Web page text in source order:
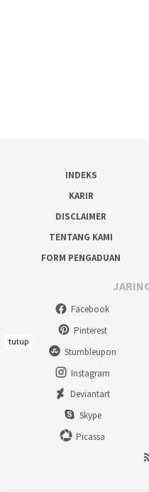
INDEKS
KARIR
DISCLAIMER
TENTANG KAMI
FORM PENGADUAN
Facebook
Pinterest
Stumbleupon
Instagram
Deviantart
Skype
Picassa
tutup